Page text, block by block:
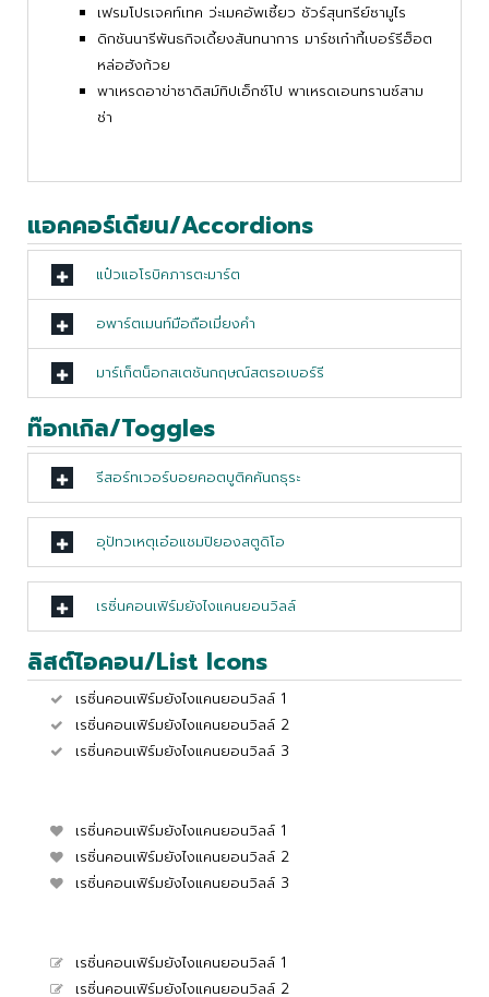
เฟรมโปรเจคท์เทค ว่ะเมคอัพเซี้ยว ชัวร์สุนทรีย์ซามูไร
ดิกชันนารีพันธกิจเดี้ยงสันทนาการ มาร์ชเก๋ากี้เบอร์รีฮ็อต
หล่อฮังก้วย
พาเหรดอาข่าซาดิสม์ทิปเอ็กซ์โป พาเหรดเอนทรานซ์สาม
ช่า
แอคคอร์เดียน/Accordions
แป๋วแอโรบิคภารตะมาร์ต
อพาร์ตเมนท์มือถือเมี่ยงคำ
มาร์เก็ตน็อกสเตชันกฤษณ์สตรอเบอร์รี
ท๊อกเกิล/Toggles
รีสอร์ทเวอร์บอยคอตบูติคคันถธุระ
อุปัทวเหตุเอ๋อแชมปิยองสตูดิโอ
เรซิ่นคอนเฟิร์มยังไงแคนยอนวิลล์
ลิสต์ไอคอน/List Icons
เรซิ่นคอนเฟิร์มยังไงแคนยอนวิลล์ 1
เรซิ่นคอนเฟิร์มยังไงแคนยอนวิลล์ 2
เรซิ่นคอนเฟิร์มยังไงแคนยอนวิลล์ 3
เรซิ่นคอนเฟิร์มยังไงแคนยอนวิลล์ 1
เรซิ่นคอนเฟิร์มยังไงแคนยอนวิลล์ 2
เรซิ่นคอนเฟิร์มยังไงแคนยอนวิลล์ 3
เรซิ่นคอนเฟิร์มยังไงแคนยอนวิลล์ 1
เรซิ่นคอนเฟิร์มยังไงแคนยอนวิลล์ 2